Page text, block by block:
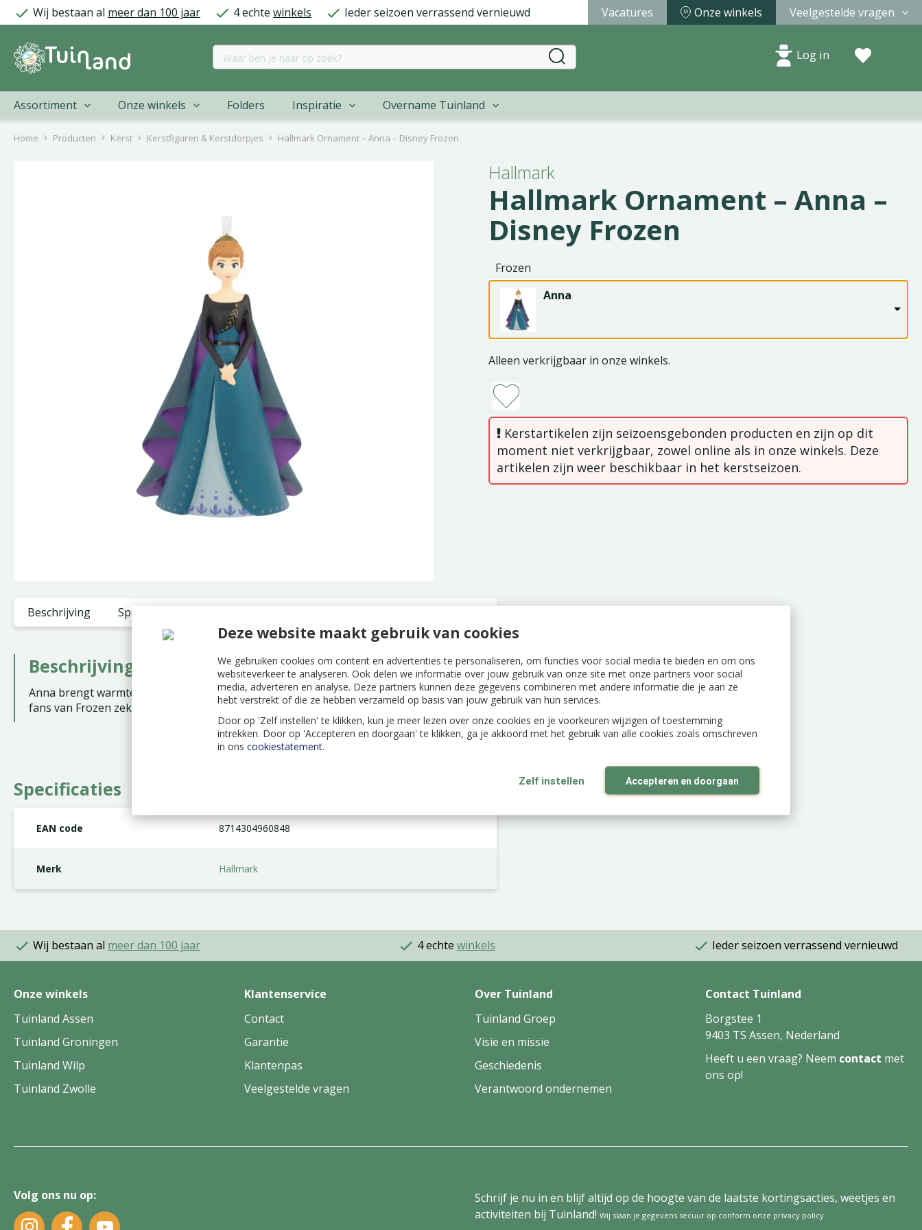
Deze website maakt gebruik van cookies
We gebruiken cookies om content en advertenties te personaliseren, om functies voor social media te bieden en om ons
websiteverkeer te analyseren. Ook delen we informatie over jouw gebruik van onze site met onze partners voor social
media, adverteren en analyse. Deze partners kunnen deze gegevens combineren met andere informatie die je aan ze
hebt verstrekt of die ze hebben verzameld op basis van jouw gebruik van hun services.
Door op 'Zelf instellen' te klikken, kun je meer lezen over onze cookies en je voorkeuren wijzigen of toestemming
intrekken. Door op 'Accepteren en doorgaan' te klikken, ga je akkoord met het gebruik van alle cookies zoals omschreven
in ons cookiestatement.
Zelf instellen Accepteren en doorgaan
naar
Home Producten Kerst Kerstfiguren & Kerstdorpjes Hallmark Ornament – Anna – Disney Frozen
Wij bestaan al meer dan 100 jaar 4 echte winkels Ieder seizoen verrassend vernieuwd Vacatures Onze winkels Veelgestelde vragen
Log in
Assortiment Onze winkels Folders Inspiratie Overname Tuinland
Hallmark
Hallmark Ornament – Anna –
Disney Frozen
Frozen
Anna
Alleen verkrijgbaar in onze winkels.
Kerstartikelen zijn seizoensgebonden producten en zijn op dit
moment niet verkrijgbaar, zowel online als in onze winkels. Deze
artikelen zijn weer beschikbaar in het kerstseizoen.
Beschrijving Specificaties
Beschrijving
Anna brengt warmte en vrolijkheid in de koude winterdagen. Een kleurrijke hanger die
fans van Frozen zeker zal bekoren.
Specificaties
EAN code 8714304960848
Merk Hallmark
Wij bestaan al meer dan 100 jaar 4 echte winkels Ieder seizoen verrassend vernieuwd
Onze winkels
Tuinland Assen
Tuinland Groningen
Tuinland Wilp
Tuinland Zwolle
Klantenservice
Contact
Garantie
Klantenpas
Veelgestelde vragen
Over Tuinland
Tuinland Groep
Visie en missie
Geschiedenis
Verantwoord ondernemen
Contact Tuinland
Borgstee 1
9403 TS Assen, Nederland
Heeft u een vraag? Neem contact met
ons op!
Volg ons nu op:
Schrijf je nu in en blijf altijd op de hoogte van de laatste kortingsacties, weetjes en
activiteiten bij Tuinland! Wij slaan je gegevens secuur op conform onze privacy policy